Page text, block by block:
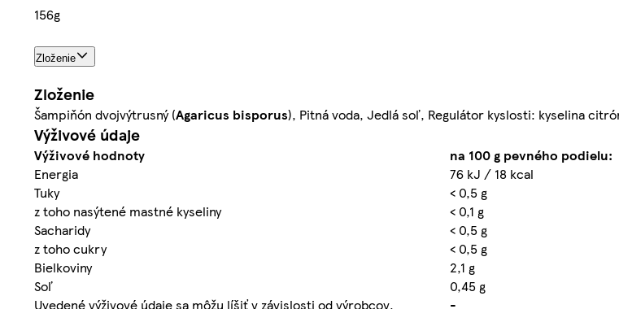
156g
Zloženie
Zloženie
Šampiňón dvojvýtrusný (Agaricus bisporus), Pitná voda, Jedlá soľ, Regulátor kyslosti: kyselina
Výživové údaje
Výživové hodnoty
na 100 g pevného podielu:
Energia
76 kJ / 18 kcal
Tuky
< 0,5 g
z toho nasýtené mastné kyseliny
< 0,1 g
Sacharidy
< 0,5 g
z toho cukry
< 0,5 g
Bielkoviny
2,1 g
Soľ
0,45 g
Uvedené výživové údaje sa môžu líšiť v závislosti od výrobcov.
-